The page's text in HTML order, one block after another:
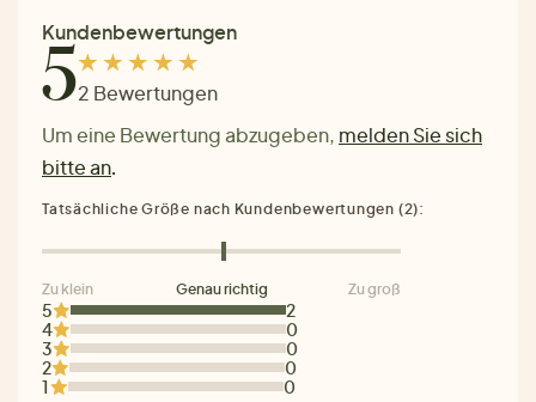
Kundenbewertungen
52 Bewertungen
Um eine Bewertung abzugeben, melden Sie sich
bitte an.
5
2
4
0
3
0
2
0
1
0
Tatsächliche Größe nach Kundenbewertungen (2):
Zu klein Genau richtig Zu groß